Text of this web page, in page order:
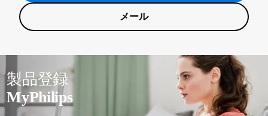
メール
製品登録
MyPhilips